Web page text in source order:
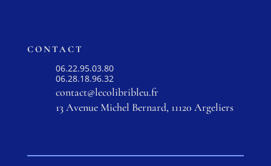
CONTACT
06.22.95.03.80
06.28.18.96.32
contact@lecolibribleu.fr
13 Avenue Michel Bernard, 11120 Argeliers